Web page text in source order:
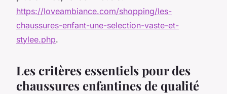
https://loveambiance.com/shopping/les-
chaussures-enfant-une-selection-vaste-et-
stylee.php.
Les critères essentiels pour des
chaussures enfantines de qualité